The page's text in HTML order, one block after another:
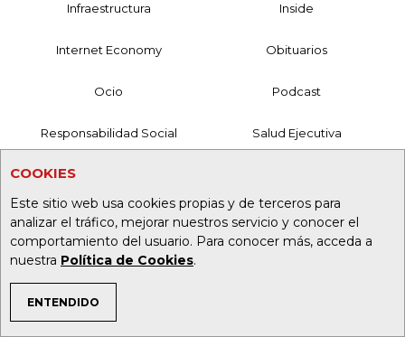
COOKIES
Este sitio web usa cookies propias y de terceros para
analizar el tráfico, mejorar nuestros servicio y conocer el
comportamiento del usuario. Para conocer más, acceda a
nuestra Política de Cookies.
ENTENDIDO
TEMAS DE INTERÉS
Infraestructura Inside
Internet Economy Obituarios
Ocio Podcast
Responsabilidad Social Salud Ejecutiva
MANTÉNGASE CONECTADO
Mesa de Generación de Contenidos